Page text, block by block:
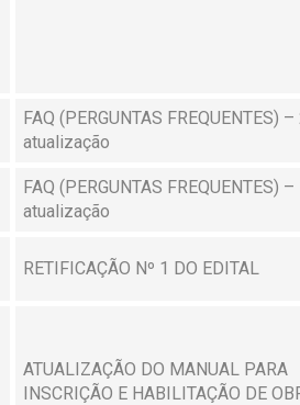
FAQ (PERGUNTAS FREQUENTES) –
atualização
FAQ (PERGUNTAS FREQUENTES) –
atualização
RETIFICAÇÃO Nº 1 DO EDITAL
ATUALIZAÇÃO DO MANUAL PARA
INSCRIÇÃO E HABILITAÇÃO DE